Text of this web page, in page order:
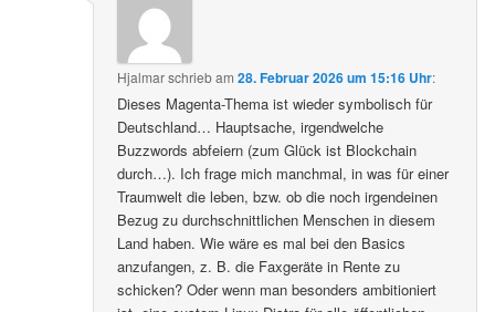
Hjalmarschriebam28. Februar 2026 um 15:16 Uhr:
Dieses Magenta-Thema ist wieder symbolisch für
Deutschland… Hauptsache, irgendwelche
Buzzwords abfeiern (zum Glück ist Blockchain
durch…). Ich frage mich manchmal, in was für einer
Traumwelt die leben, bzw. ob die noch irgendeinen
Bezug zu durchschnittlichen Menschen in diesem
Land haben. Wie wäre es mal bei den Basics
anzufangen, z. B. die Faxgeräte in Rente zu
schicken? Oder wenn man besonders ambitioniert